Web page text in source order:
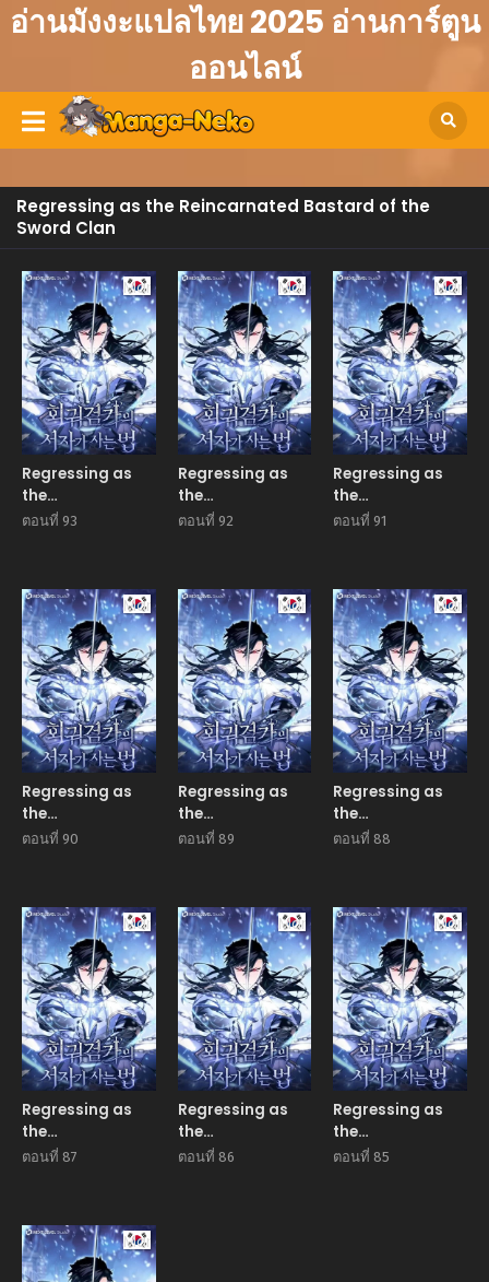
อ่านมังงะแปลไทย 2025 อ่านการ์ตูน
ออนไลน์
Regressing as the Reincarnated Bastard of the
Sword Clan
Manhwa
Regressing as
the
Reincarnated
ตอนที่ 93
Manhwa
Regressing as
the
Reincarnated
ตอนที่ 92
Regressing as
the
Reincarnated
ตอนที่ 91
Manhwa
Regressing as
the
Reincarnated
ตอนที่ 90
Manhwa
Regressing as
the
Reincarnated
ตอนที่ 89
Regressing as
the
Reincarnated
ตอนที่ 88
Manhwa
Regressing as
the
Reincarnated
ตอนที่ 87
Manhwa
Regressing as
the
Reincarnated
ตอนที่ 86
Regressing as
the
Reincarnated
ตอนที่ 85
Manhwa